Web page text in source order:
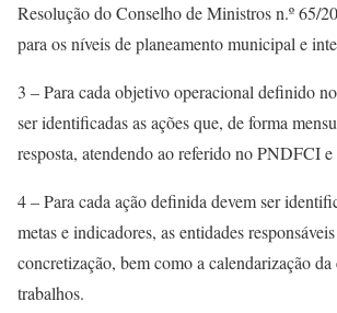
Resolução do Conselho de Ministros n.º 65/
para os níveis de planeamento municipal e
3 – Para cada objetivo operacional definido
ser identificadas as ações que, de forma
resposta, atendendo ao referido no PNDFCI
4 – Para cada ação definida devem ser
metas e indicadores, as entidades
concretização, bem como a calendarização da
trabalhos.